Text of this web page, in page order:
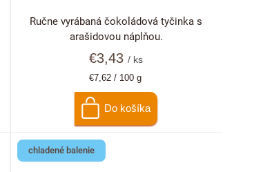
€3,43/ ks
Jednotková
€7,62 / 100 g
Do košíka
Ručne vyrábaná čokoládová tyčinka s
arašidovou náplňou.
chladené balenie